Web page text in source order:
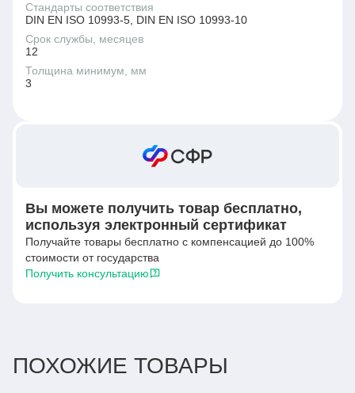
Стандарты соответствия
DIN EN ISO 10993-5, DIN EN ISO 10993-10
Срок службы, месяцев
12
Толщина минимум, мм
3
Вы можете получить товар бесплатно,
используя электронный сертификат
Получайте товары бесплатно с компенсацией до 100%
стоимости от государства
Получить консультацию
ПОХОЖИЕ ТОВАРЫ